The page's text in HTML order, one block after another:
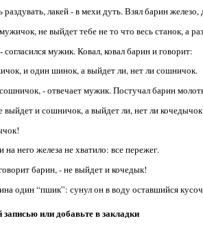
лакей - в мехи дуть. Взял барин железо,
не выйдет тебе не то что весь станок, а
мужик. Ковал, ковал барин и говорит:
и один шинок, а выйдет ли, нет ли сошничок.
- отвечает мужик. Постучал барин
и сошничок, а выйдет ли, нет ли
на него железа не хватило: все пережег.
барин, - не выйдет и кочедык!
один “пшик”: сунул он в воду оставшийся
записью или добавьте в закладки